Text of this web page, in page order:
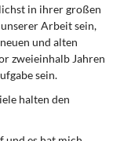
in ihrer großen
Arbeit sein,
und alten
zweieinhalb Jahren
sein.
halten den